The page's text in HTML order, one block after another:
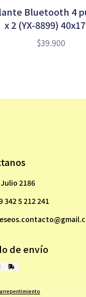
Bluetooth 4
x 2 (YX-8899)
$39.900
2186
342 5 212 241
de envío